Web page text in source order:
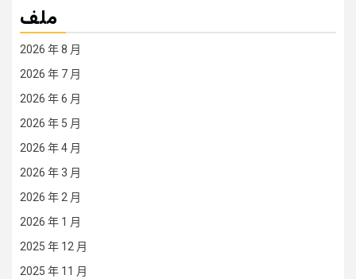
ملف
2026 年 8 月
2026 年 7 月
2026 年 6 月
2026 年 5 月
2026 年 4 月
2026 年 3 月
2026 年 2 月
2026 年 1 月
2025 年 12 月
2025 年 11 月